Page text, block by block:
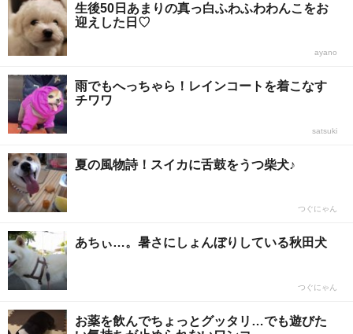
生後50日あまりの真っ白ふわふわわんこをお
迎えした日♡
ayano
雨でもへっちゃら！レインコートを着こなす
チワワ
satsuki
夏の風物詩！スイカに舌鼓をうつ柴犬♪
つぐにゃん
あちぃ…。暑さにしょんぼりしている秋田犬
つぐにゃん
お薬を飲んでちょっとグッタリ…でも遊びた